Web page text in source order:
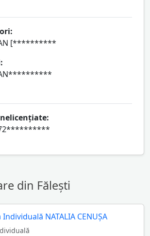
[**********
din Fălești
NATALIA CENUŞA